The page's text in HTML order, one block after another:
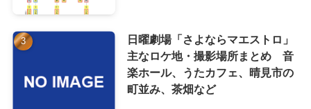
日曜劇場「さよならマエストロ」
主なロケ地・撮影場所まとめ 音
楽ホール、うたカフェ、晴見市の
町並み、茶畑など